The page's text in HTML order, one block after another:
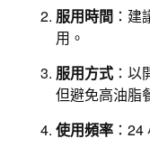
服用時間 ：
用。
服用方式 ：
但避免高油脂
使用頻率 ：